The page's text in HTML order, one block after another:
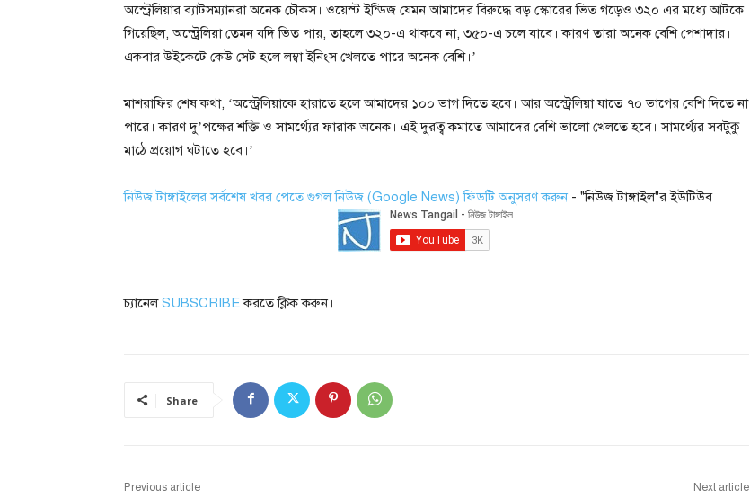
অস্ট্রেলিয়ার ব্যাটসম্যানরা অনেক চৌকস। ওয়েস্ট ইন্ডিজ যেমন আমাদের বিরুদ্ধে বড় স্কোরের ভিত গড়েও ৩২০ এর মধ্যে আটকে
গিয়েছিল, অস্ট্রেলিয়া তেমন যদি ভিত পায়, তাহলে ৩২০-এ থাকবে না, ৩৫০-এ চলে যাবে। কারণ তারা অনেক বেশি পেশাদার।
একবার উইকেটে কেউ সেট হলে লম্বা ইনিংস খেলতে পারে অনেক বেশি।’
মাশরাফির শেষ কথা, ‘অস্ট্রেলিয়াকে হারাতে হলে আমাদের ১০০ ভাগ দিতে হবে। আর অস্ট্রেলিয়া যাতে ৭০ ভাগের বেশি দিতে না
পারে। কারণ দু’পক্ষের শক্তি ও সামর্থ্যের ফারাক অনেক। এই দুরত্ব কমাতে আমাদের বেশি ভালো খেলতে হবে। সামর্থ্যের সবটুকু
মাঠে প্রয়োগ ঘটাতে হবে।’
নিউজ টাঙ্গাইলের সর্বশেষ খবর পেতে গুগল নিউজ (Google News) ফিডটি অনুসরণ করুন - "নিউজ টাঙ্গাইল"র ইউটিউব
চ্যানেলSUBSCRIBEকরতে ক্লিক করুন।
Share
Previous article Next article